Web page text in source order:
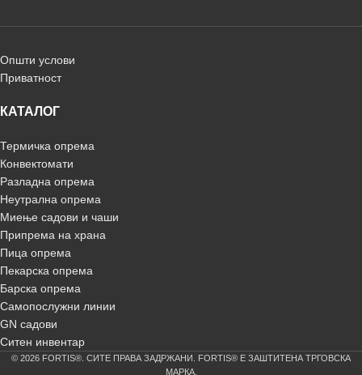
Општи услови
Приватност
КАТАЛОГ
Термичка опрема
Конвектомати
Разладна опрема
Неутрална опрема
Миење садови и чаши
Припрема на храна
Пица опрема
Пекарска опрема
Барска опрема
Самопослужни линии
GN садови
Ситен инвентар
© 2026 FORTIS®. СИТЕ ПРАВА ЗАДРЖАНИ. FORTIS® Е ЗАШТИТЕНА ТРГОВСКА
МАРКА.